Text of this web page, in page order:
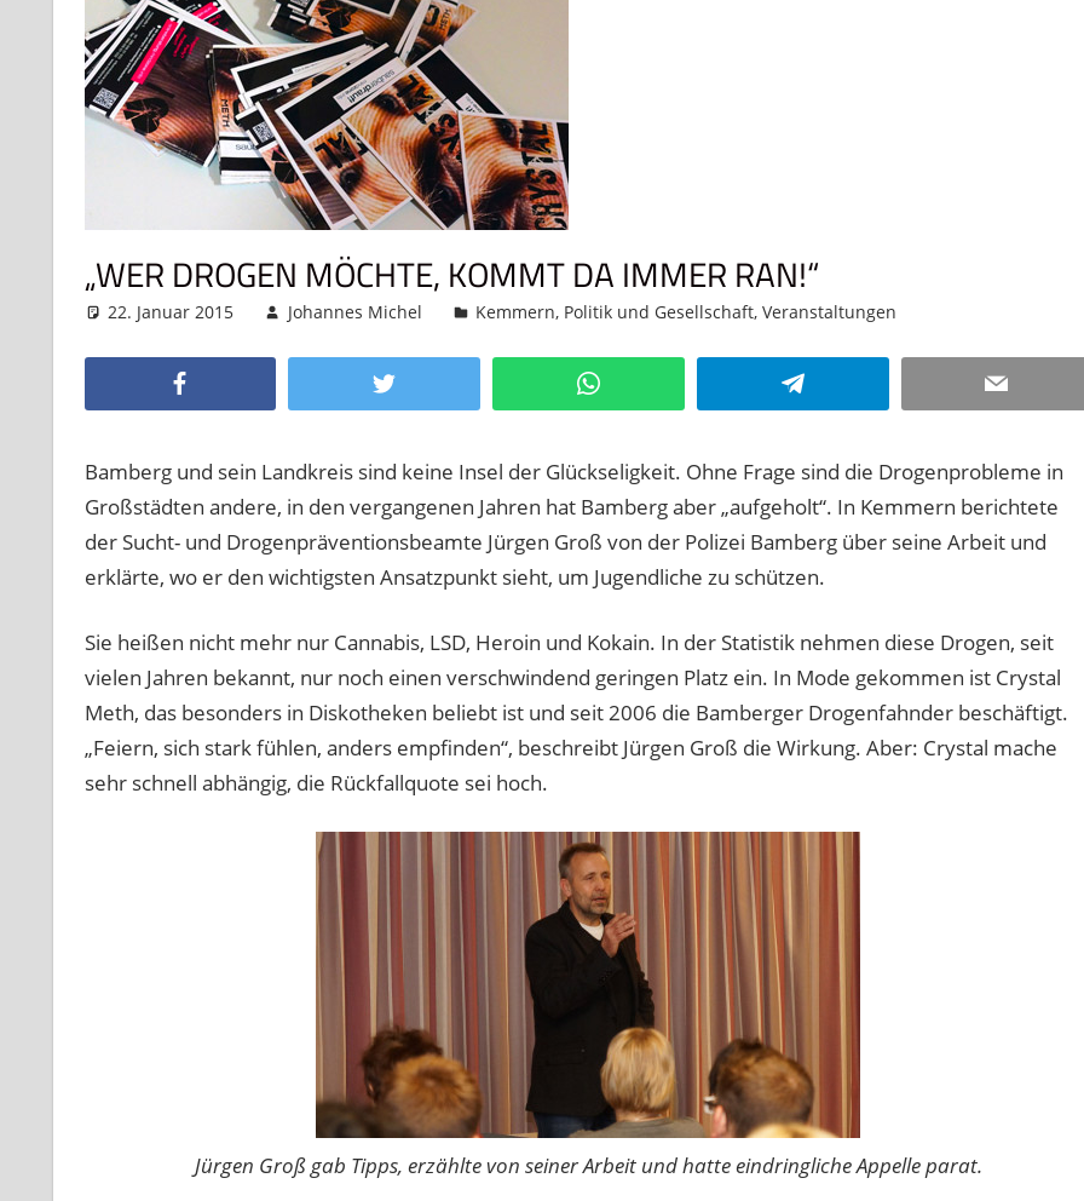
„WER DROGEN MÖCHTE, KOMMT DA IMMER RAN!“
22. Januar 2015 Johannes Michel Kemmern, Politik und Gesellschaft,Veranstaltungen
Twitter WhatsApp Telegram Email
Bamberg und sein Landkreis sind keine Insel der Glückseligkeit. Ohne Frage sind die Drogenprobleme in
Großstädten andere, in den vergangenen Jahren hat Bamberg aber „aufgeholt“. In Kemmern berichtete
der Sucht- und Drogenpräventionsbeamte Jürgen Groß von der Polizei Bamberg über seine Arbeit und
erklärte, wo er den wichtigsten Ansatzpunkt sieht, um Jugendliche zu schützen.
Sie heißen nicht mehr nur Cannabis, LSD, Heroin und Kokain. In der Statistik nehmen diese Drogen, seit
vielen Jahren bekannt, nur noch einen verschwindend geringen Platz ein. In Mode gekommen ist Crystal
Meth, das besonders in Diskotheken beliebt ist und seit 2006 die Bamberger Drogenfahnder beschäftigt.
„Feiern, sich stark fühlen, anders empfinden“, beschreibt Jürgen Groß die Wirkung. Aber: Crystal mache
sehr schnell abhängig, die Rückfallquote sei hoch.
Jürgen Groß gab Tipps, erzählte von seiner Arbeit und hatte eindringliche Appelle parat.